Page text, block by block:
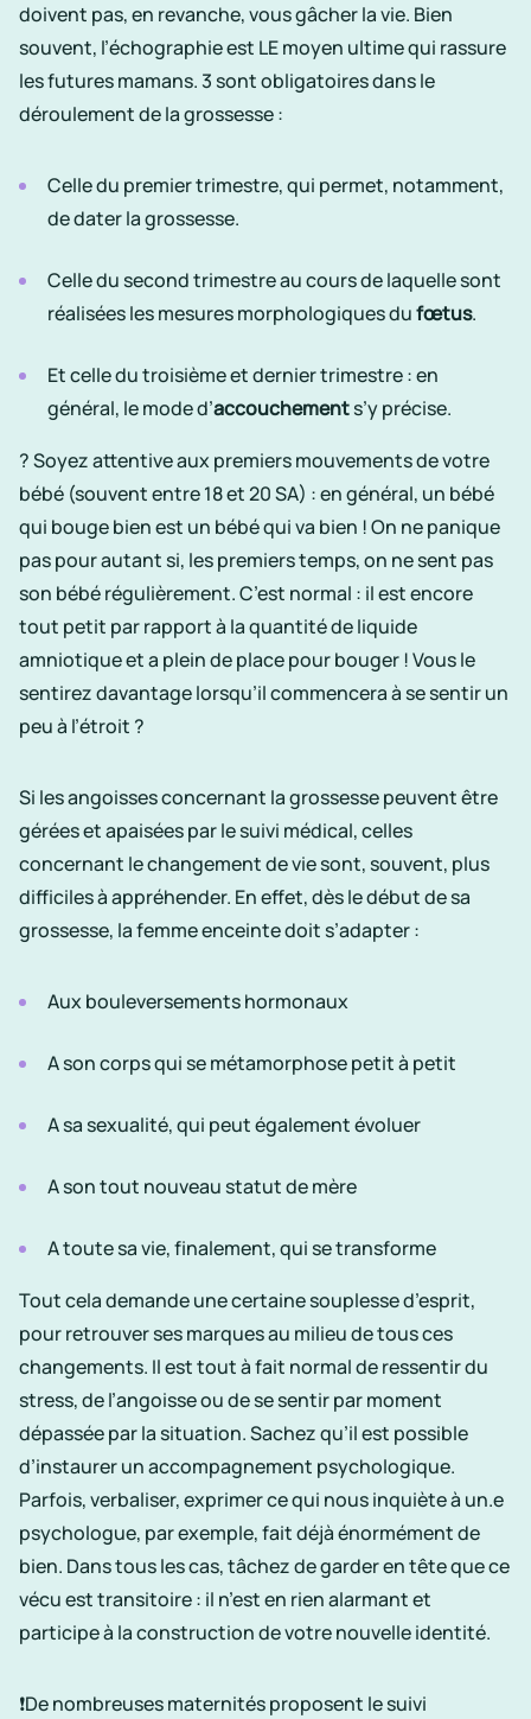
doivent pas, en revanche, vous gâcher la vie. Bien
souvent, l’échographieest LE moyen ultime qui rassure
les futures mamans. 3 sont obligatoires dans le
déroulement de la grossesse:
Celle du premier trimestre, qui permet, notamment,
de dater la grossesse.
Celle du second trimestre au cours de laquelle sont
réalisées les mesures morphologiques dufœtus.
Et celle du troisième et dernier trimestre : en
général, le mode d’accouchements’y précise.
? Soyez attentive aux premiers mouvements devotre
bébé (souvent entre 18 et 20 SA) : en général, un bébé
qui bouge bien est un bébé qui va bien ! On ne panique
pas pour autant si, les premiers temps, on ne sent pas
son bébé régulièrement. C’est normal : il est encore
tout petit par rapport à la quantité deliquide
amniotiqueet a plein de place pour bouger ! Vous le
sentirez davantage lorsqu’il commencera à se sentir un
peu à l’étroit ?
Si les angoisses concernant la grossesse peuvent être
gérées et apaisées par lesuivi médical, celles
concernant le changement de vie sont, souvent, plus
difficiles à appréhender. En effet, dès le début de sa
grossesse, la femme enceinte doit s’adapter :
Aux bouleversements hormonaux
A son corps qui se métamorphose petit à petit
A sa sexualité, qui peut également évoluer
A son tout nouveau statut de mère
A toute sa vie, finalement, qui se transforme
Tout cela demande une certaine souplesse d’esprit,
pour retrouver ses marques au milieu de tous ces
changements. Il est tout à fait normal de ressentir du
stress, de l’angoisse ou de se sentir par moment
dépassée par la situation. Sachez qu’il est possible
d’instaurer unaccompagnement psychologique.
Parfois, verbaliser, exprimer ce qui nous inquiète à un.e
psychologue, par exemple, fait déjà énormément de
bien. Dans tous les cas, tâchez de garder en tête que ce
vécu est transitoire : il n’est en rien alarmant et
participe à la construction de votre nouvelle identité.
❗De nombreusesmaternitésproposent le suivi